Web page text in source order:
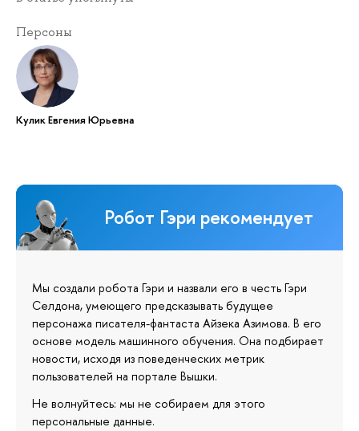
Персоны
Кулик Евгения Юрьевна
Робот Гэри рекомендует
Мы создали робота Гэри и назвали его в честь Гэри
Селдона, умеющего предсказывать будущее
персонажа писателя-фантаста Айзека Азимова. В его
основе модель машинного обучения. Она подбирает
новости, исходя из поведенческих метрик
пользователей на портале Вышки.
Не волнуйтесь: мы не собираем для этого
персональные данные.